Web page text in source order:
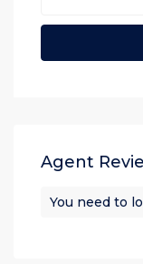
Agent
You need to